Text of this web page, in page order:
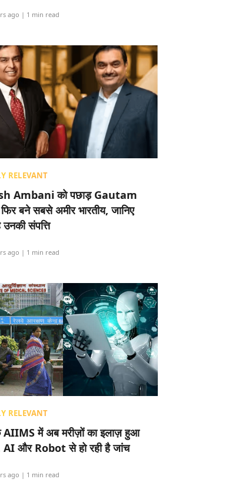
ago | 1 min read
RELEVANT
Ambani को पछाड़ Gautam
बने सबसे अमीर भारतीय, जानिए
संपत्ति
ago | 1 min read
RELEVANT
AIIMS में अब मरीज़ों का इलाज़ हुआ
AI और Robot से हो रही है जांच
ago | 1 min read